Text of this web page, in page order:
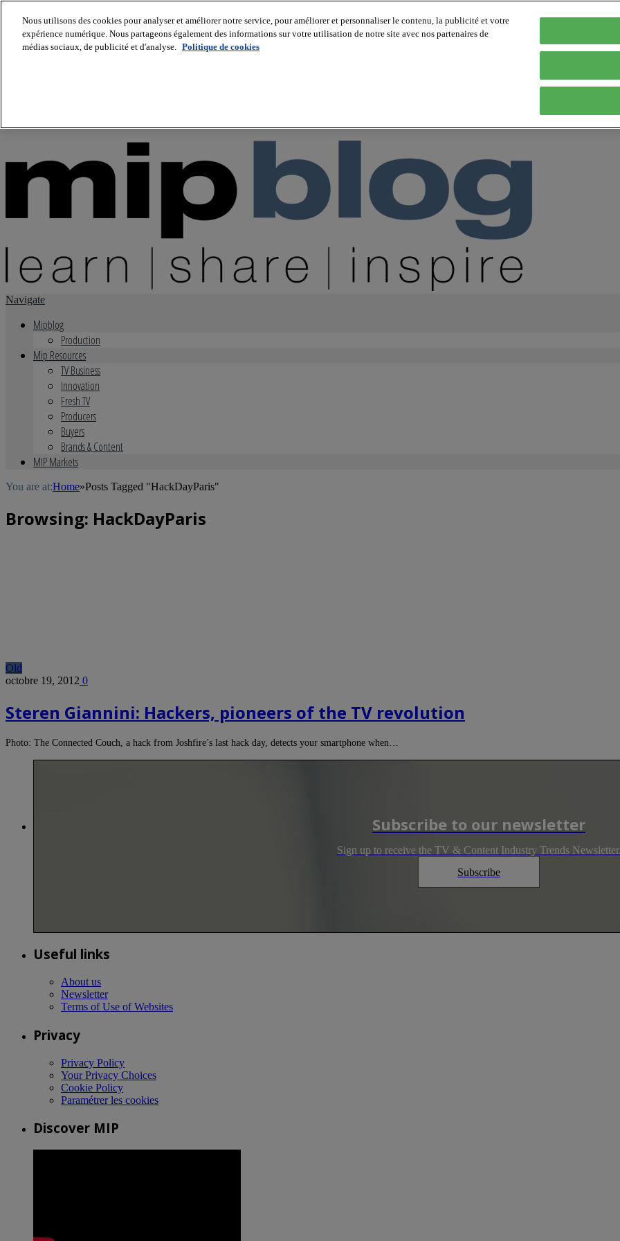
About us
Navigate
Mipblog
Production
Mip Resources
TV Business
Innovation
Fresh TV
Producers
Buyers
Brands & Content
MIP Markets
You are at:Home»Posts Tagged "HackDayParis"
Browsing: HackDayParis
Old
octobre 19, 2012 0
Steren Giannini: Hackers, pioneers of the TV revolution
Photo: The Connected Couch, a hack from Joshfire’s last hack day, detects your smartphone when…
Subscribe to our newsletter
Sign up to receive the TV & Content Industry Trends
Subscribe
Useful links
About us
Newsletter
Terms of Use of Websites
Privacy
Privacy Policy
Your Privacy Choices
Cookie Policy
Paramétrer les cookies
Discover MIP
Nous utilisons des cookies pour analyser et améliorer notre service, pour améliorer et personnaliser le contenu, la publicité et votre
expérience numérique. Nous partageons également des informations sur votre utilisation de notre site avec nos partenaires de
médias sociaux, de publicité et d'analyse. Politique de cookies